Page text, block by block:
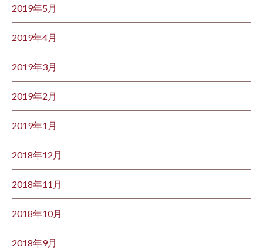
2019年5月
2019年4月
2019年3月
2019年2月
2019年1月
2018年12月
2018年11月
2018年10月
2018年9月